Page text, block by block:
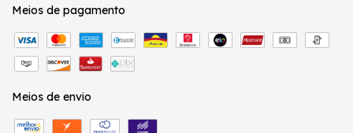
Meios de pagamento
Meios de envio